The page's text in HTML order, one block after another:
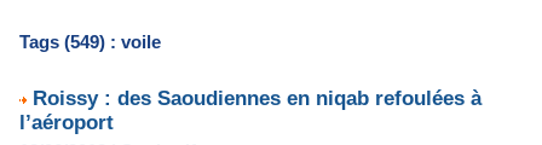
Tags (549) : voile
Roissy : des Saoudiennes en niqab refoulées à
l’aéroport